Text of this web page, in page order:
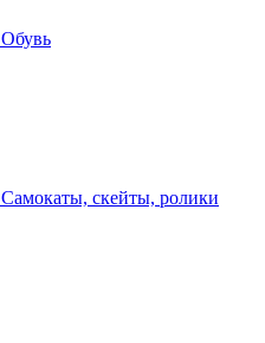
Обувь
Самокаты, скейты, ролики